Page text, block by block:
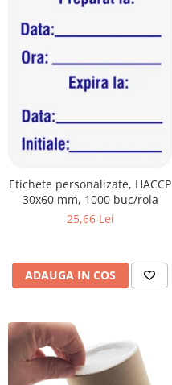
Plicuri de carton
Plicuri cu bule
Plicuri ecommerce
Pungi si sacose
Pungi curierat
Pungi coloane de aer
Pungi hartie
Pungi ziplock cu fermoar
Tuburi de carton
Separatoare carton si coltare
Etichete personalizate, HACCP
30x60 mm, 1000 buc/rola
25,66 Lei
ADAUGA IN COS